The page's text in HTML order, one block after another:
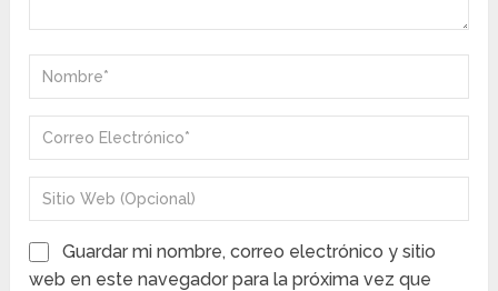
Guardar mi nombre, correo electrónico y sitio
web en este navegador para la próxima vez que